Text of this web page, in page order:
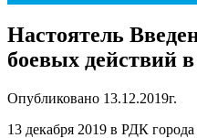
Настоятель
боевых действий
Опубликовано 13.12.2019г.
13 декабря 2019 в РДК